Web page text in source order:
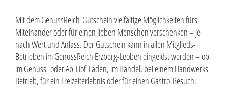
Mit dem GenussReich-Gutschein vielfältige Möglichkeiten fürs
Miteinander oder für einen lieben Menschen verschenken – je
nach Wert und Anlass. Der Gutschein kann in allen Mitglieds-
Betrieben im GenussReich Erzberg-Leoben eingelöst werden – ob
im Genuss- oder Ab-Hof-Laden, im Handel, bei einem Handwerks-
Betrieb, für ein Freizeiterlebnis oder für einen Gastro-Besuch.